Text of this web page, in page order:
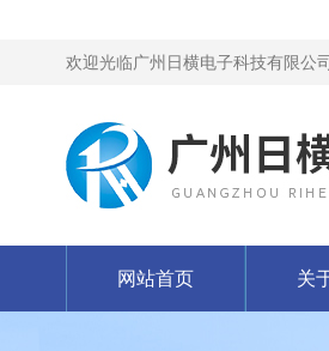
欢迎光临广州日横电子科技有限公
网站首页 关